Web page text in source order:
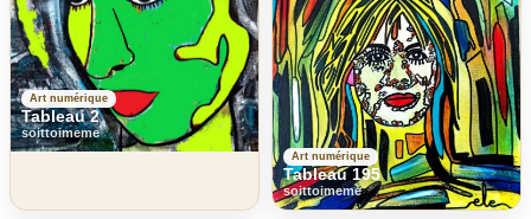
Art numérique
Tableau 2
soittoimeme
Art numérique
Tableau 195
soittoimeme